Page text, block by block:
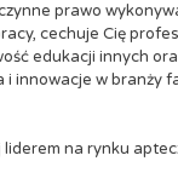
prawo
cechuje Cię
edukacji innych
innowacje w branży
na rynku